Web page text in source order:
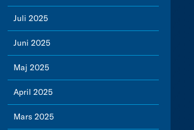
Juli 2025
Juni 2025
Maj 2025
April 2025
Mars 2025